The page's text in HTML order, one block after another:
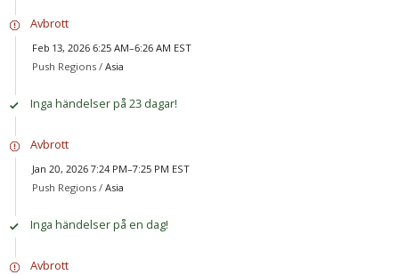
Avbrott
Feb 13, 2026 6:25 AM–6:26 AM EST
Push Regions / Asia
Inga händelser på 23 dagar!
Avbrott
Jan 20, 2026 7:24 PM–7:25 PM EST
Push Regions / Asia
Inga händelser på en dag!
Avbrott